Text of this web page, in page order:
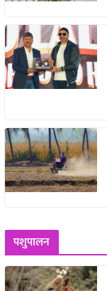
पशुपालन